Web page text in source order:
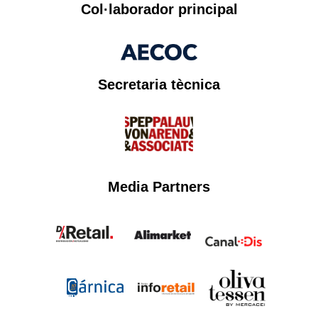
Col·laborador principal
Secretaria tècnica
Media Partners